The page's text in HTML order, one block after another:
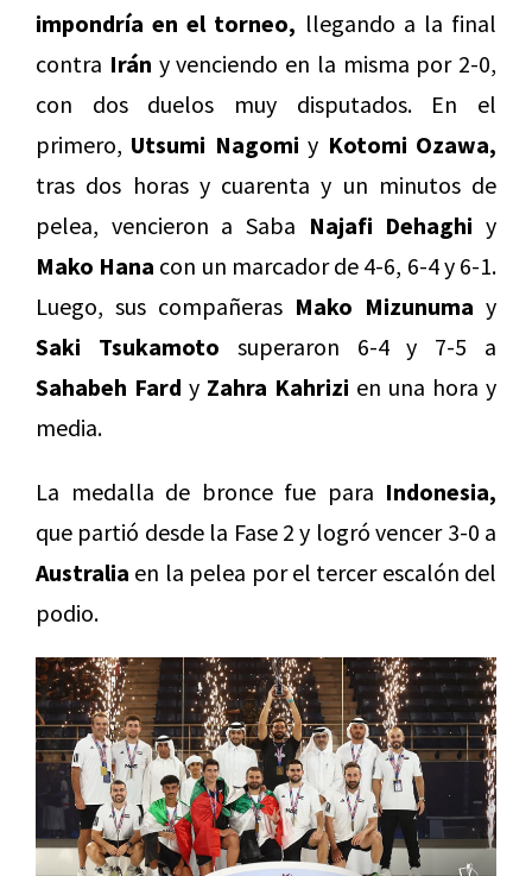
impondría en el torneo, llegando a la final
contra Irán y venciendo en la misma por 2-0,
con dos duelos muy disputados. En el
primero, Utsumi Nagomi y Kotomi Ozawa,
tras dos horas y cuarenta y un minutos de
pelea, vencieron a Saba Najafi Dehaghi y
Mako Hana con un marcador de 4-6, 6-4 y 6-1.
Luego, sus compañeras Mako Mizunuma y
Saki Tsukamoto superaron 6-4 y 7-5 a
Sahabeh Fard y Zahra Kahrizi en una hora y
media.
La medalla de bronce fue para Indonesia,
que partió desde la Fase 2 y logró vencer 3-0 a
Australia en la pelea por el tercer escalón del
podio.